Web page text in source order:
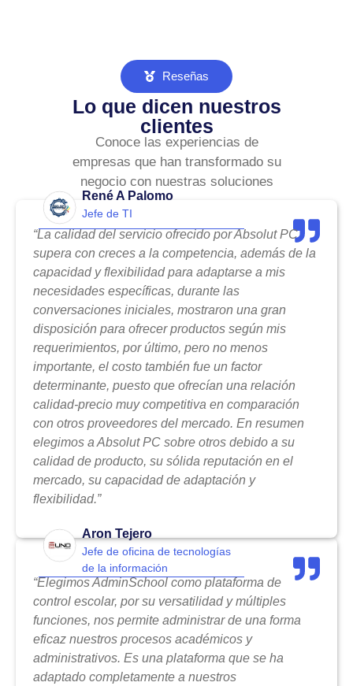
Reseñas
Lo que dicen nuestros
clientes
Conoce las experiencias de
empresas que han transformado su
negocio con nuestras soluciones
René A Palomo
Jefe de TI
“La calidad del servicio ofrecido por Absolut PC
supera con creces a la competencia, además de la
capacidad y flexibilidad para adaptarse a mis
necesidades específicas, durante las
conversaciones iniciales, mostraron una gran
disposición para ofrecer productos según mis
requerimientos, por último, pero no menos
importante, el costo también fue un factor
determinante, puesto que ofrecían una relación
calidad-precio muy competitiva en comparación
con otros proveedores del mercado. En resumen
elegimos a Absolut PC sobre otros debido a su
calidad de producto, su sólida reputación en el
mercado, su capacidad de adaptación y
flexibilidad.”
Aron Tejero
Jefe de oficina de tecnologías
de la información
“Elegimos AdminSchool como plataforma de
control escolar, por su versatilidad y múltiples
funciones, nos permite administrar de una forma
eficaz nuestros procesos académicos y
administrativos. Es una plataforma que se ha
adaptado completamente a nuestros